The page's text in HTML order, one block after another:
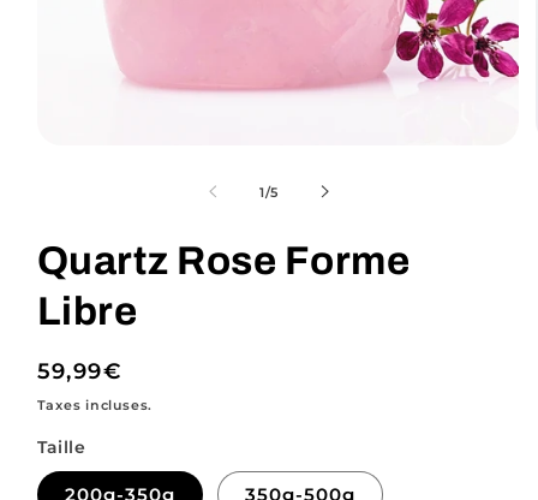
une
fenêtre
modale
1/de
5
Quartz Rose Forme
Libre
Prix
habituel
59,99€
Taxes incluses.
Taille
200g-350g 350g-500g